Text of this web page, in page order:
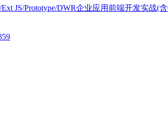
JS/Prototype/DWR企业应用前端开发实战(